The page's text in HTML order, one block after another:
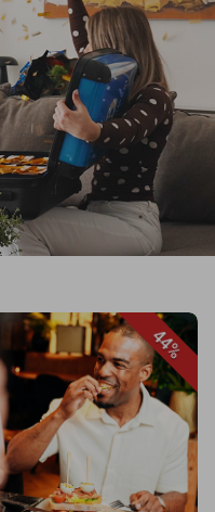
44%